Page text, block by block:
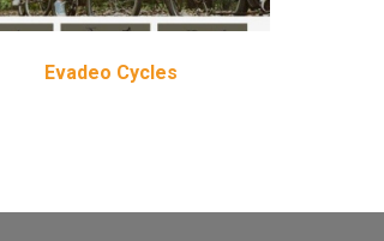
Evadeo Cycles